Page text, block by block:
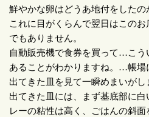
鮮やかな卵はどうあ地付をしたの
これに目がくらんで翌日はこの
でもありません。
自動販売機で食券を買って…こう
あることがわかりますね。 …帳場
出てきた皿を見て一瞬めまいがし
出てきた皿には、まず基底部に
レーの粘性は高く、ごはんの斜